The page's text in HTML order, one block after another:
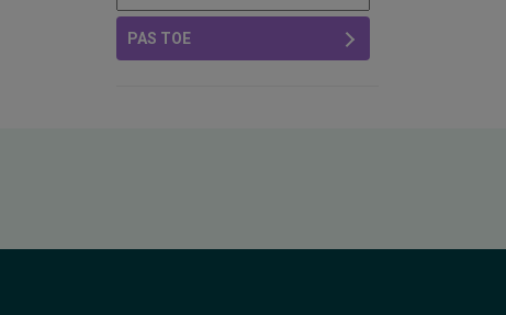
PAS TOE